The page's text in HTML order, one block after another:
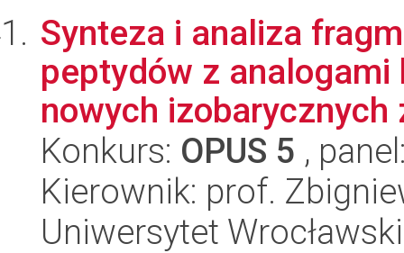
Synteza i analiza
peptydów z
nowych izobarycznych
Konkurs: OPUS 5 ,
Kierownik: prof.
Uniwersytet